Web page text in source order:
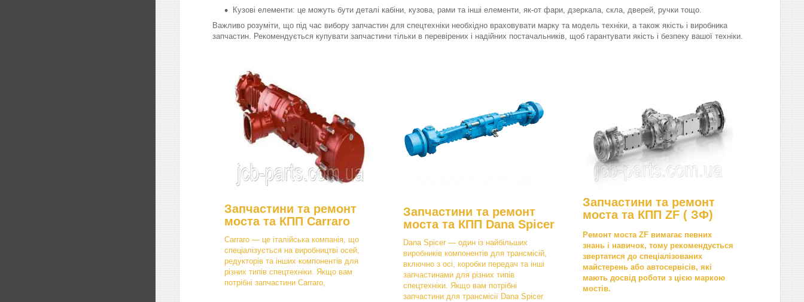
Кузові елементи: це можуть бути деталі кабіни, кузова, рами та інші елементи, як-от фари, дзеркала, скла, дверей, ручки тощо.
Важливо розуміти, що під час вибору запчастин для спецтехніки необхідно враховувати марку та модель техніки, а також якість і виробника
запчастин. Рекомендується купувати запчастини тільки в перевірених і надійних постачальників, щоб гарантувати якість і безпеку вашої техніки.
Запчастини та ремонт
моста та КПП Carraro
Carraro — це італійська компанія, що
спеціалізується на виробництві осей,
редукторів та інших компонентів для
різних типів спецтехніки. Якщо вам
потрібні запчастини Carraro,
Запчастини та ремонт
моста та КПП Dana Spicer
Dana Spicer — один із найбільших
виробників компонентів для трансмісій,
включно з осі, коробки передач та інші
запчастинами для різних типів
спецтехніки. Якщо вам потрібні
запчастини для трансмісії Dana Spicer
Запчастини та ремонт
моста та КПП ZF ( ЗФ)
Ремонт моста ZF вимагає певних
знань і навичок, тому рекомендується
звертатися до спеціалізованих
майстерень або автосервісів, які
мають досвід роботи з цією маркою
мостів.